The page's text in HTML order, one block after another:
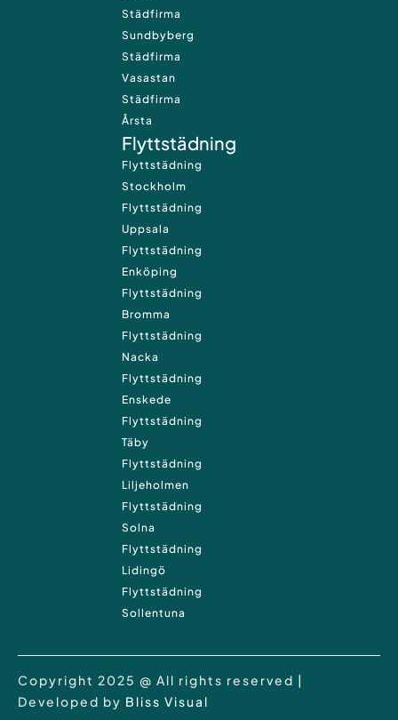
Städfirma
Sundbyberg
Städfirma
Vasastan
Städfirma
Årsta
Flyttstädning
Flyttstädning
Stockholm
Flyttstädning
Uppsala
Flyttstädning
Enköping
Flyttstädning
Bromma
Flyttstädning
Nacka
Flyttstädning
Enskede
Flyttstädning
Täby
Flyttstädning
Liljeholmen
Flyttstädning
Solna
Flyttstädning
Lidingö
Flyttstädning
Sollentuna
Copyright 2025 @ All rights reserved |
Developed by Bliss Visual